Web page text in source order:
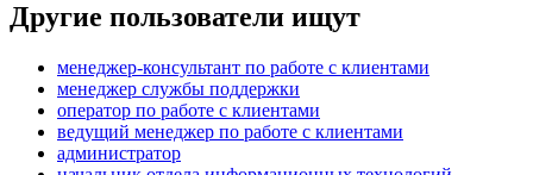
Другие пользователи ищут
менеджер-консультант по работе с клиентами
менеджер службы поддержки
оператор по работе с клиентами
ведущий менеджер по работе с клиентами
администратор